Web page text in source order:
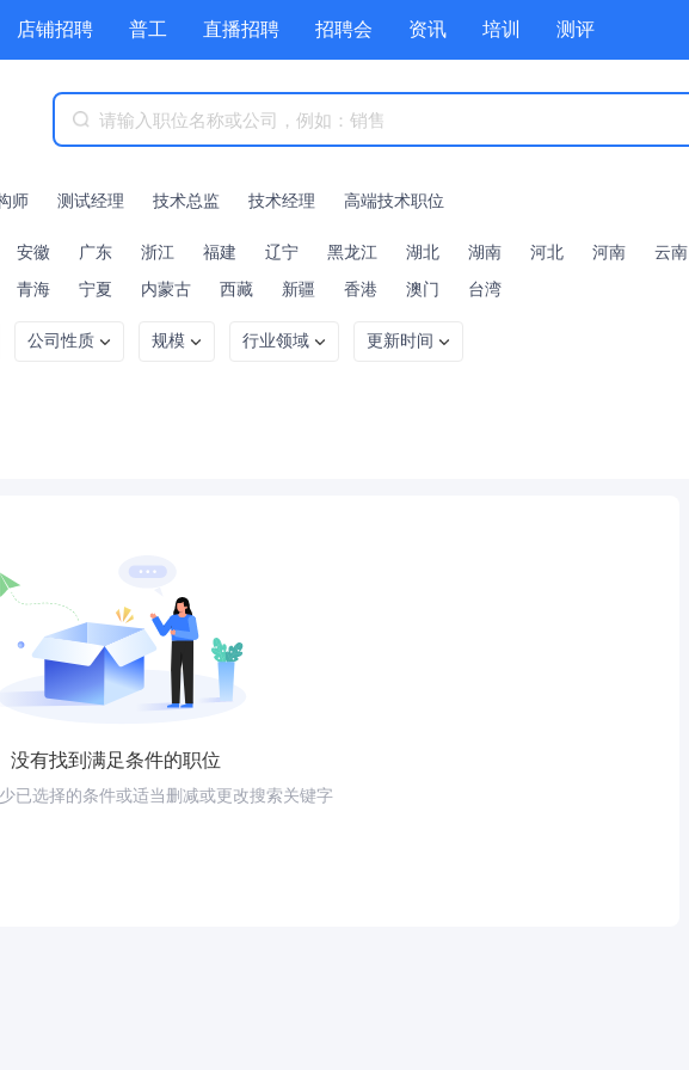
店铺招聘 普工 直播招聘 招聘会 资讯 培训 测评
商城 附近职位 工具箱 赏金招聘
师 测试经理 技术总监 技术经理 高端技术职位
安徽 广东 浙江 福建 辽宁 黑龙江 湖北 湖南 河北 河南 云南
青海 宁夏 内蒙古 西藏 新疆 香港 澳门 台湾
公司性质 规模 行业领域 更新时间
没有找到满足条件的职位
已选择的条件或适当删减或更改搜索关键字